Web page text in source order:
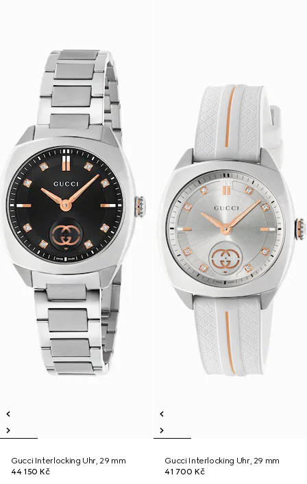
Gucci Interlocking Uhr, 29 mm
44 150 Kč
Gucci Interlocking Uhr, 29 mm
41 700 Kč